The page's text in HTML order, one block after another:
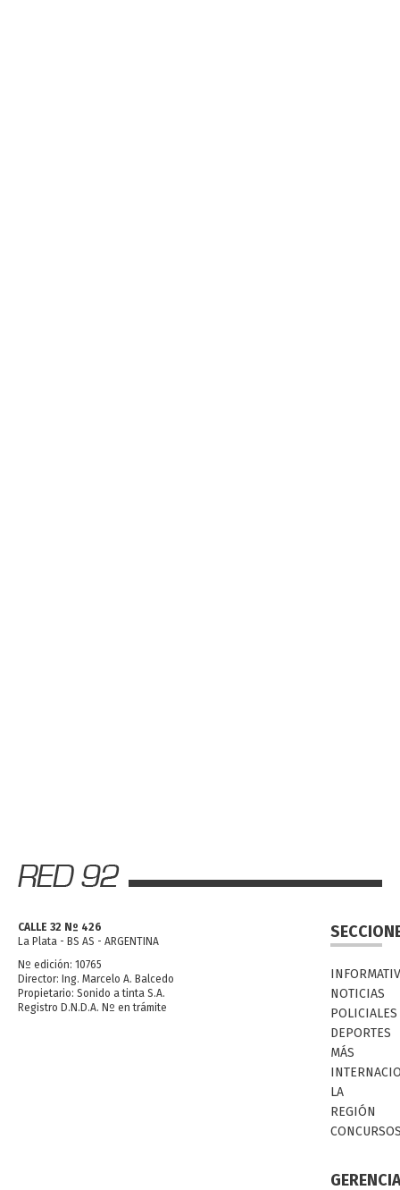
CALLE 32 Nº 426
La Plata - BS AS - ARGENTINA
Nº edición: 10765
Director: Ing. Marcelo A. Balcedo
Propietario: Sonido a tinta S.A.
Registro D.N.D.A. Nº en trámite
NOTICIAS
POLICIALES
DEPORTES
MÁS
LA
REGIÓN